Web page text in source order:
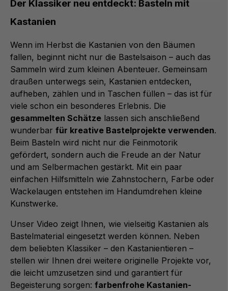
Der Klassiker neu entdeckt: Basteln mit
Kastanien
Wenn im Herbst die Kastanien von den Bäumen
fallen, beginnt nicht nur die Bastelsaison – auch das
Sammeln wird zum kleinen Abenteuer. Gemeinsam
draußen unterwegs sein, Kastanien entdecken,
aufheben, zählen und in Taschen füllen – das ist für
viele schon ein besonderes Erlebnis. Die
gesammelten Schätze lassen sich anschließend
wunderbar für kreative Bastelprojekte verwenden.
Beim Basteln wird nicht nur die Feinmotorik
gefördert, sondern auch die Freude an der Natur
und am Selbermachen gestärkt. Mit ein paar
einfachen Hilfsmitteln wie Zahnstochern, Farbe oder
Wackelaugen entstehen im Handumdrehen kleine
Kunstwerke.
Unser Video zeigt Ihnen, wie vielseitig Kastanien als
Bastelmaterial eingesetzt werden können. Neben
dem beliebten Klassiker – den Kastanientieren –
stellen wir Ihnen drei weitere originelle Projekte vor,
die leicht umzusetzen sind und garantiert für
Begeisterung sorgen: farbenfrohe Kastanien-